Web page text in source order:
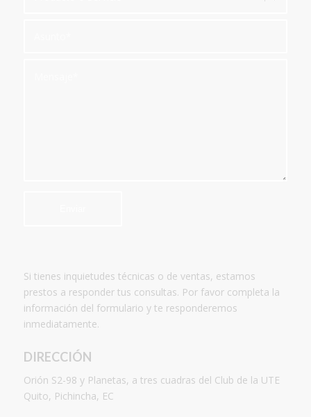
Si tienes inquietudes técnicas o de ventas, estamos
prestos a responder tus consultas. Por favor completa la
información del formulario y te responderemos
inmediatamente.
DIRECCIÓN
Orión S2-98 y Planetas, a tres cuadras del Club de la UTE
Quito, Pichincha, EC